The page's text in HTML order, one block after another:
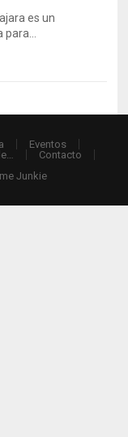
es un
Eventos
Contacto
Junkie